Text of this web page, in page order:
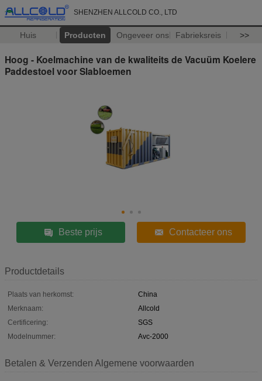
SHENZHEN ALLCOLD CO., LTD
Huis Producten Ongeveer ons Fabrieksreis >>
Hoog - Koelmachine van de kwaliteits de Vacuüm Koelere
Paddestoel voor Slabloemen
Beste prijs Contacteer ons
Productdetails
Plaats van herkomst:
China
Merknaam:
Allcold
Certificering:
SGS
Modelnummer:
Avc-2000
Betalen & Verzenden Algemene voorwaarden